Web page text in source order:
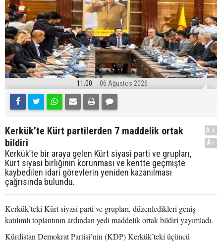
11:00 06 Ağustos 2026
Kerkük’te Kürt partilerden 7 maddelik ortak
bildiri
Kerkük’te bir araya gelen Kürt siyasi parti ve grupları,
Kürt siyasi birliğinin korunması ve kentte geçmişte
kaybedilen idari görevlerin yeniden kazanılması
çağrısında bulundu.
A+
A-
Kerkük’teki Kürt siyasi parti ve grupları, düzenledikleri geniş
katılımlı toplantının ardından yedi maddelik ortak bildiri yayımladı.
Kürdistan Demokrat Partisi’nin (KDP) Kerkük’teki üçüncü